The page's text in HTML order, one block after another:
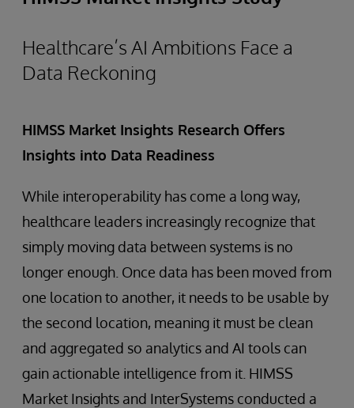
Healthcare’s AI Ambitions Face a
Data Reckoning
HIMSS Market Insights Research Offers
Insights into Data Readiness
While interoperability has come a long way,
healthcare leaders increasingly recognize that
simply moving data between systems is no
longer enough. Once data has been moved from
one location to another, it needs to be usable by
the second location, meaning it must be clean
and aggregated so analytics and AI tools can
gain actionable intelligence from it. HIMSS
Market Insights and InterSystems conducted a